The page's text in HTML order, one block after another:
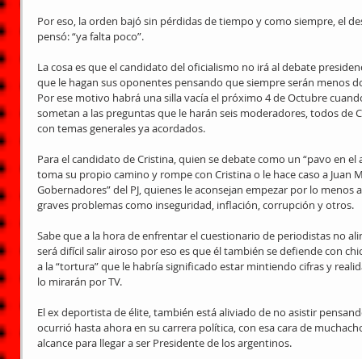
Por eso, la orden bajó sin pérdidas de tiempo y como siempre, el
pensó: “ya falta poco”.
La cosa es que el candidato del oficialismo no irá al debate
que le hagan sus oponentes pensando que siempre serán menos
Por ese motivo habrá una silla vacía el próximo 4 de Octubre
sometan a las preguntas que le harán seis moderadores, todos de
con temas generales ya acordados.
Para el candidato de Cristina, quien se debate como un “pavo en
toma su propio camino y rompe con Cristina o le hace caso a Juan
Gobernadores” del PJ, quienes le aconsejan empezar por lo
graves problemas como inseguridad, inflación, corrupción y otros.
Sabe que a la hora de enfrentar el cuestionario de periodistas no
será difícil salir airoso por eso es que él también se defiende con
a la “tortura” que le habría significado estar mintiendo cifras y
lo mirarán por TV.
El ex deportista de élite, también está aliviado de no asistir
ocurrió hasta ahora en su carrera política, con esa cara de
alcance para llegar a ser Presidente de los argentinos.